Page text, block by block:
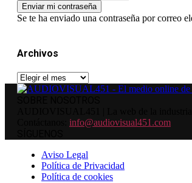
Se te ha enviado una contraseña por correo
Archivos
Archivos
info@audiovisual451.com
Aviso Legal
Política de Privacidad
Política de cookies